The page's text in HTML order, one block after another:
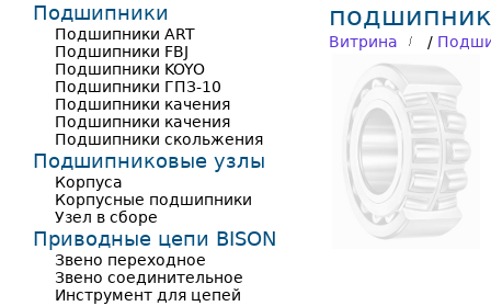
подшипник
Витрина /
Подшипники
Подшипники ART
Подшипники FBJ
Подшипники KOYO
Подшипники ГПЗ-10
Подшипники качения
Подшипники качения
Подшипники скольжения
Подшипниковые узлы
Корпуса
Корпусные подшипники
Узел в сборе
Приводные цепи BISON
Звено переходное
Звено соединительное
Инструмент для цепей